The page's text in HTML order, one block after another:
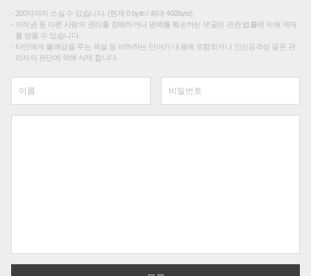
200자까지 쓰실 수 있습니다. (현재 0 byte / 최대 400byte)
저작권 등 다른 사람의 권리를 침해하거나 명예를 훼손하는 댓글은 관련 법률에 의해 제재
를 받을 수 있습니다.
타인에게 불쾌감을 주는 욕설 등 비하하는 단어가 내용에 포함되거나 인신공격성 글은 관
리자의 판단에 의해 삭제 합니다.